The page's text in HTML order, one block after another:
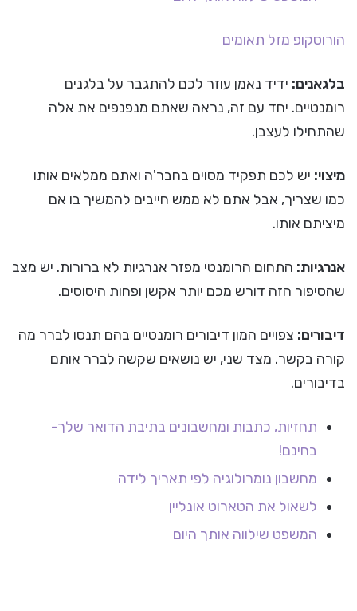
הורוסקופ מזל תאומים
בלגאנים: ידיד נאמן עוזר לכם להתגבר על בלגנים
רומנטיים. יחד עם זה, נראה שאתם מנפנפים את אלה
שהתחילו לעצבן.
מיצוי: יש לכם תפקיד מסוים בחבר'ה ואתם ממלאים אותו
כמו שצריך, אבל אתם לא ממש חייבים להמשיך בו אם
מיציתם אותו.
אנרגיות: התחום הרומנטי מפזר אנרגיות לא ברורות. יש מצב
שהסיפור הזה דורש מכם יותר אקשן ופחות היסוסים.
דיבורים: צפויים המון דיבורים רומנטיים בהם תנסו לברר מה
קורה בקשר. מצד שני, יש נושאים שקשה לברר אותם
בדיבורים.
תחזיות, כתבות ומחשבונים בתיבת הדואר שלך-
בחינם!
מחשבון נומרולוגיה לפי תאריך לידה
לשאול את הטארוט אונליין
המשפט שילווה אותך היום